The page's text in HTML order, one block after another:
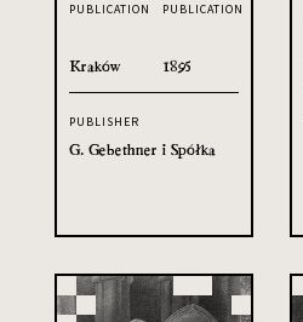
PUBLICATION
Kraków
PUBLICATION
1895
PUBLISHER
G. Gebethner i Spółka